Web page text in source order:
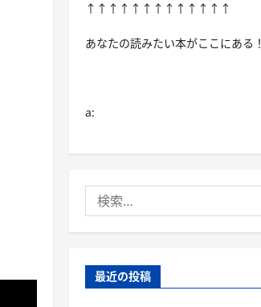
↑↑↑↑↑↑↑↑↑↑↑↑↑
あなたの読みたい本がここにある！
a:
索:
最近の投稿